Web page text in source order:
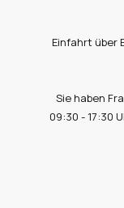
Einfahrt über
Sie haben
09:30 - 17:30